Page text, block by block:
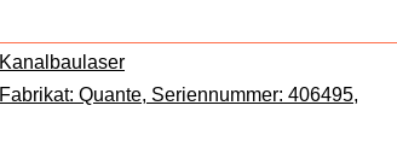
Kanalbaulaser
Fabrikat: Quante, Seriennummer: 406495,